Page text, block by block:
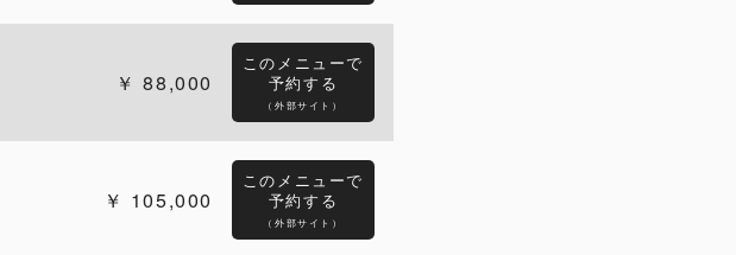
88,000
このメニューで
予約する
（外部サイト）
105,000
このメニューで
予約する
（外部サイト）